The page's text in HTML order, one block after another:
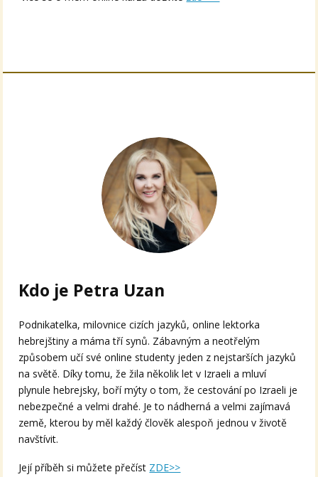
Kdo je Petra Uzan
Podnikatelka, milovnice cizích jazyků, online lektorka
hebrejštiny a máma tří synů. Zábavným a neotřelým
způsobem učí své online studenty jeden z nejstarších jazyků
na světě. Díky tomu, že žila několik let v Izraeli a mluví
plynule hebrejsky, boří mýty o tom, že cestování po Izraeli je
nebezpečné a velmi drahé. Je to nádherná a velmi zajímavá
země, kterou by měl každý člověk alespoň jednou v životě
navštívit.
Její příběh si můžete přečíst ZDE>>